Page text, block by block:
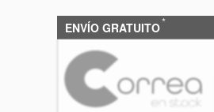
ENVÍO GRATUITO*